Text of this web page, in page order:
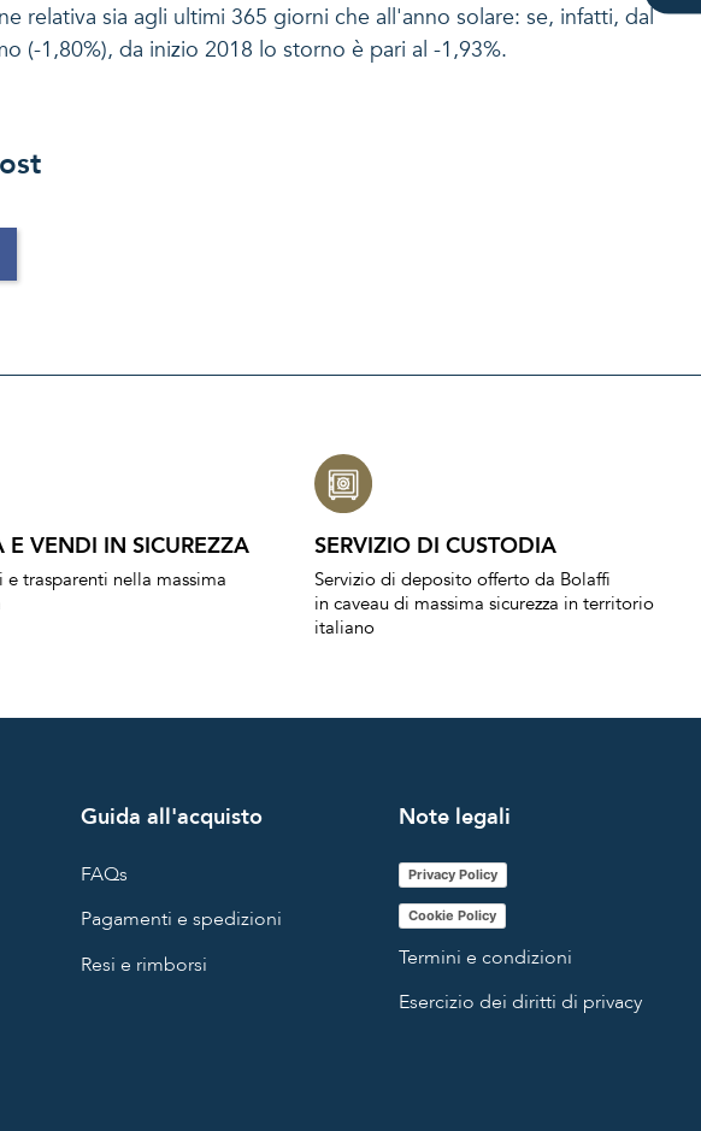
relativa sia agli ultimi 365 giorni che all'anno solare: se, infatti, dal
(-1,80%), da inizio 2018 lo storno è pari al -1,93%.
E VENDI IN SICUREZZA
e trasparenti nella massima
SERVIZIO DI CUSTODIA
Servizio di deposito offerto da Bolaffi
in caveau di massima sicurezza in territorio
italiano
Guida all'acquisto
FAQs
Pagamenti e spedizioni
Resi e rimborsi
Note legali
Privacy Policy
Cookie Policy
Termini e condizioni
Esercizio dei diritti di privacy